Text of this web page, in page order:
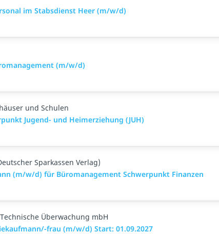
im Stabsdienst Heer (m/w/d)
(m/w/d)
und Schulen
Jugend- und Heimerziehung (JUH)
Sparkassen Verlag)
(m/w/d) für Büromanagement Schwerpunkt Finanzen
Überwachung mbH
frau (m/w/d) Start: 01.09.2027